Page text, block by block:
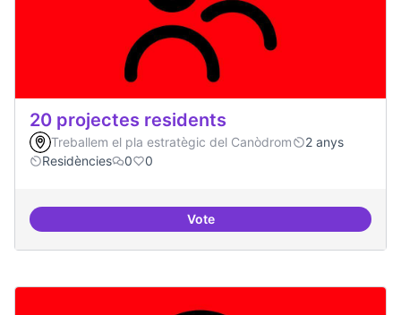
20 projectes residents
Treballem el pla estratègic del Canòdrom
2 anys
Residències
0 0
Vote20 projectes residents